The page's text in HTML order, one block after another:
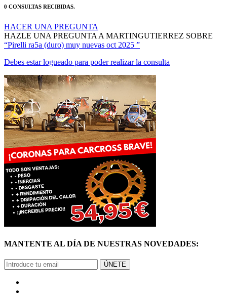
HAZLE UNA PREGUNTA A MARTINGUTIERREZ SOBRE
“Pirelli ra5a (duro) muy nuevas oct 2025 ”
Debes estar logueado para poder realizar la consulta